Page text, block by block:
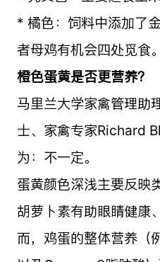
* 橘色：饲料中添加了
者母鸡有机会四处觅食。
橙色蛋黄是否更营养？
马里兰大学家禽管理助
士、家禽专家Richard
为：不一定。
蛋黄颜色深浅主要反映
胡萝卜素有助眼睛健康
而，鸡蛋的整体营养（